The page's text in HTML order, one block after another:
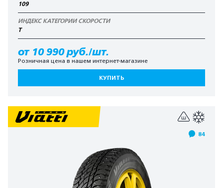
109
ИНДЕКС КАТЕГОРИИ СКОРОСТИ
T
от 10 990 руб./шт.
Розничная цена в нашем интернет-магазине
КУПИТЬ
84